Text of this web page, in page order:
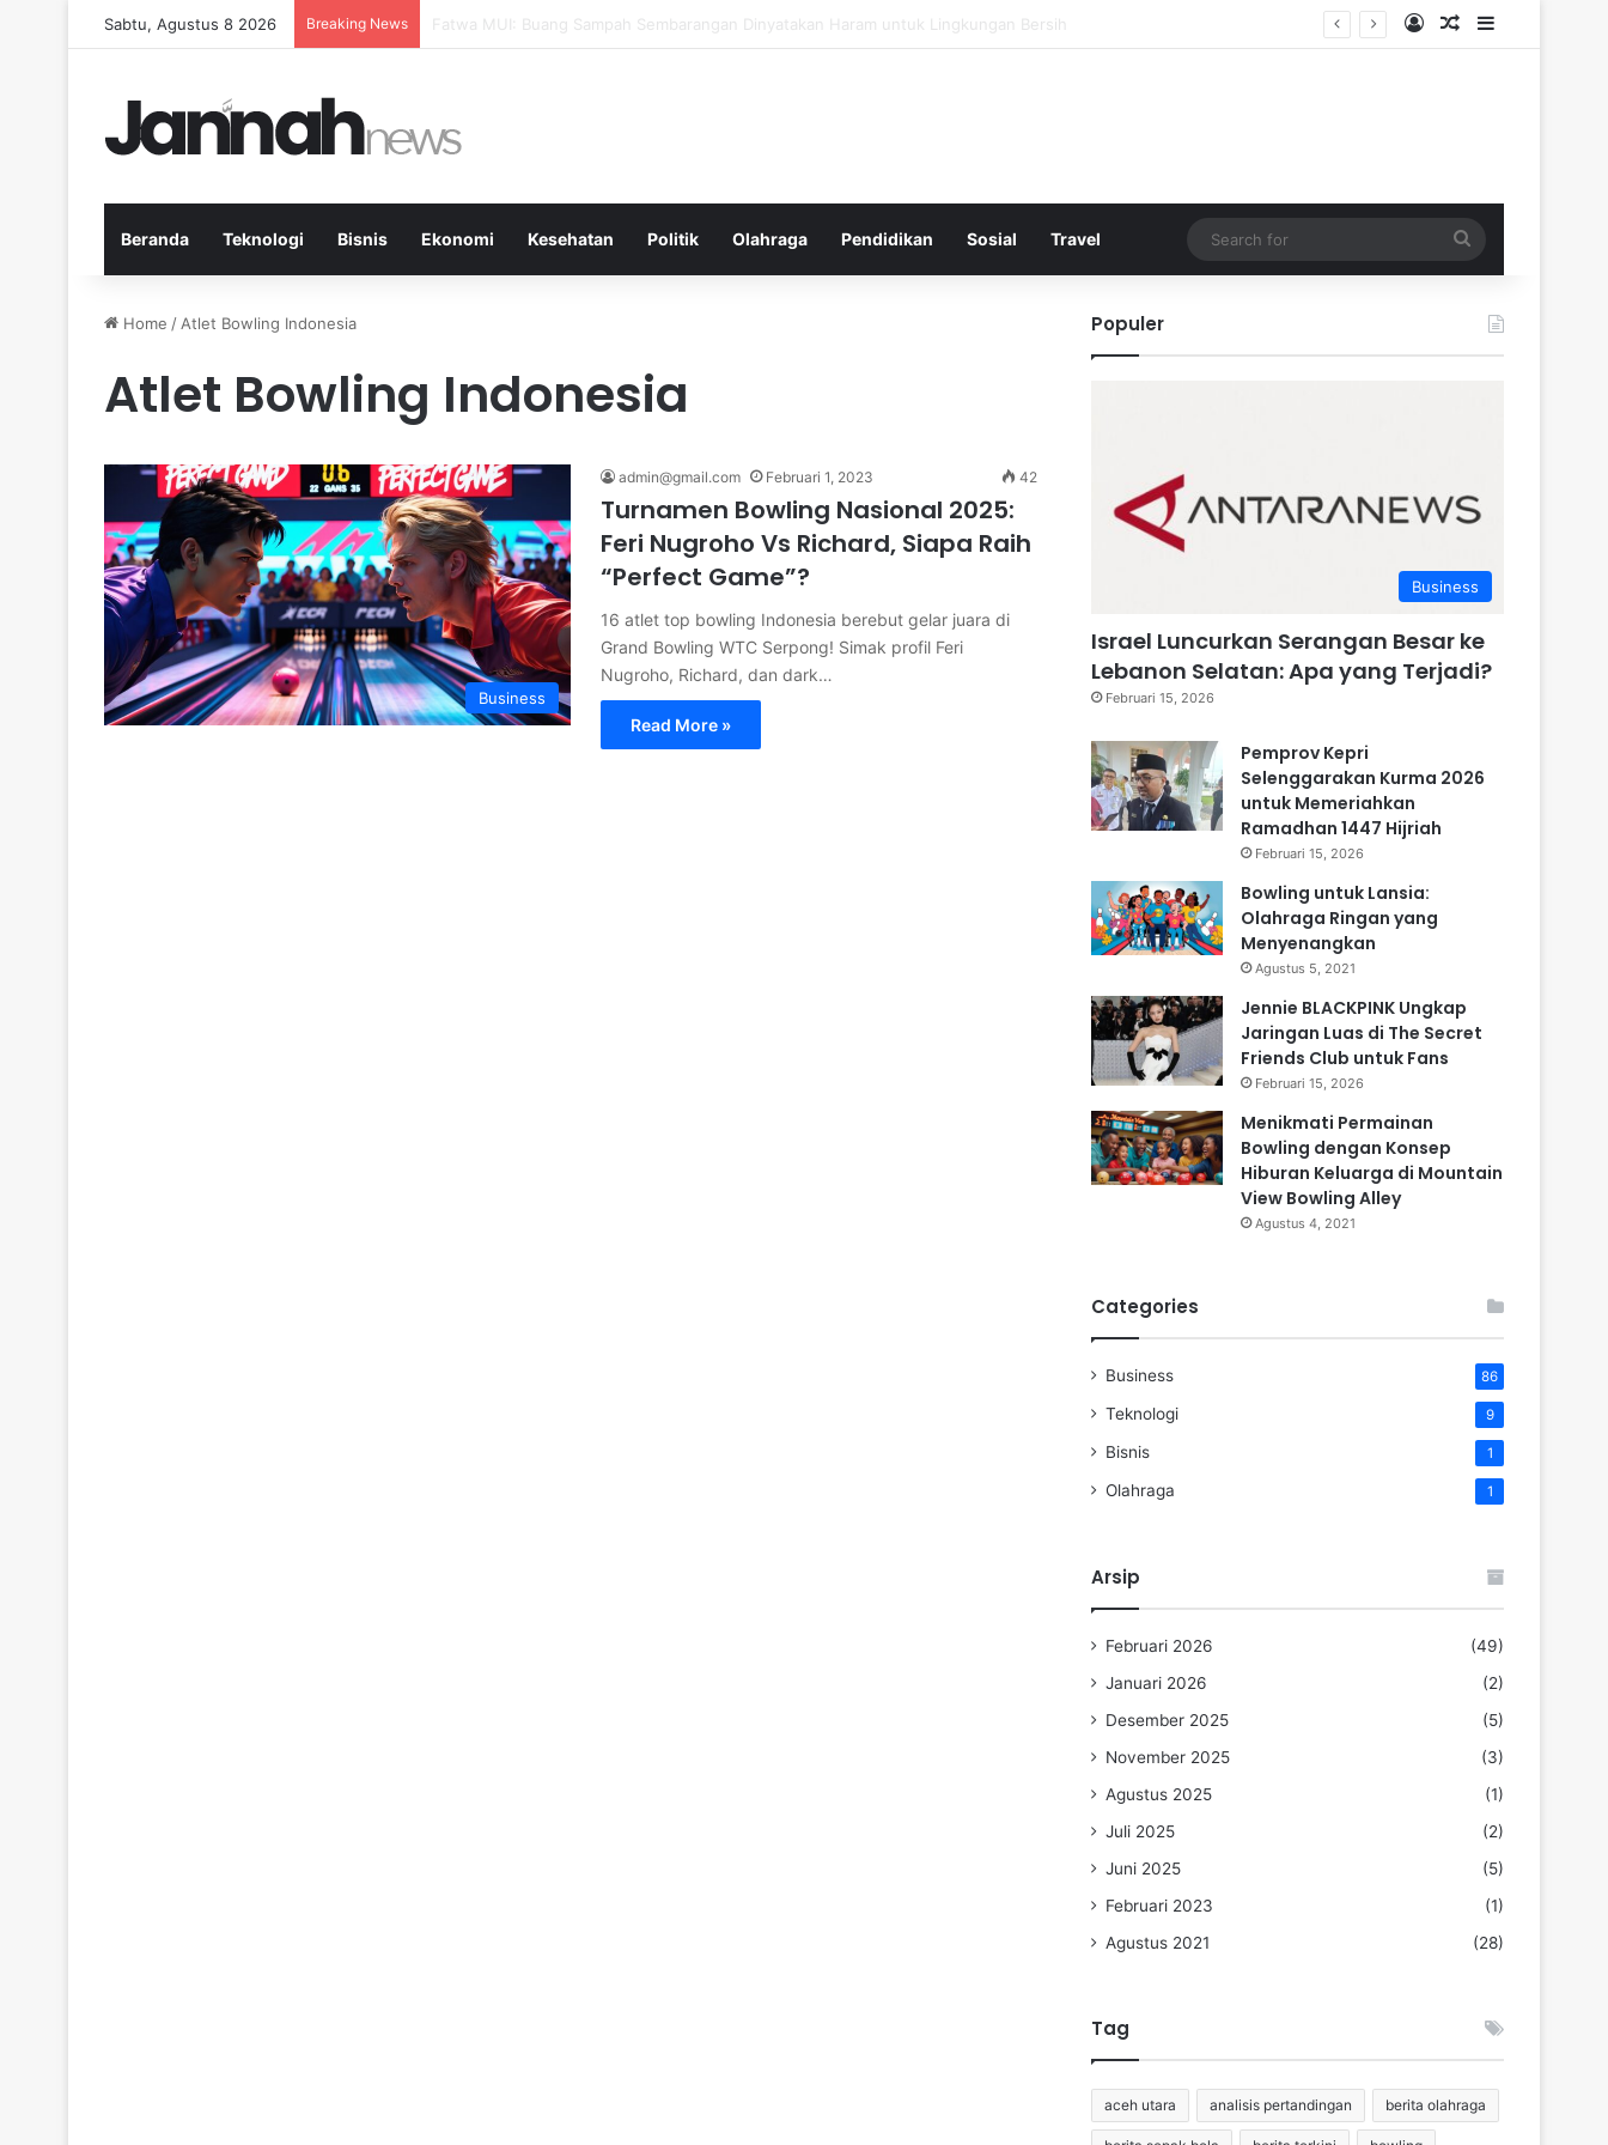
Sabtu, Agustus 8 2026 Breaking News Pep Guardiola Bergembira Memiliki John Stones Kembali di Timnya Log InRandom Article
Sidebar
Beranda Teknologi Bisnis Ekonomi Kesehatan Politik Olahraga Pendidikan Sosial Travel
for
Home / Atlet Bowling Indonesia
Atlet Bowling Indonesia
Business
admin@gmail.com Februari 1, 2023 42
Turnamen Bowling Nasional 2025:
Feri Nugroho Vs Richard, Siapa Raih
“Perfect Game”?
16 atlet top bowling Indonesia berebut gelar juara di
Grand Bowling WTC Serpong! Simak profil Feri
Nugroho, Richard, dan dark…
Read More »
Populer
Business
Israel Luncurkan Serangan Besar ke
Lebanon Selatan: Apa yang Terjadi?
Februari 15, 2026
Pemprov Kepri
Selenggarakan Kurma 2026
untuk Memeriahkan
Ramadhan 1447 Hijriah
Februari 15, 2026
Bowling untuk Lansia:
Olahraga Ringan yang
Menyenangkan
Agustus 5, 2021
Jennie BLACKPINK Ungkap
Jaringan Luas di The Secret
Friends Club untuk Fans
Februari 15, 2026
Menikmati Permainan
Bowling dengan Konsep
Hiburan Keluarga di Mountain
View Bowling Alley
Agustus 4, 2021
Categories
Business 86
Teknologi 9
Bisnis 1
Olahraga 1
Arsip
Februari 2026
(49)
Januari 2026
(2)
Desember 2025
(5)
November 2025
(3)
Agustus 2025
(1)
Juli 2025
(2)
Juni 2025
(5)
Februari 2023
(1)
Agustus 2021
(28)
Tag
aceh utara analisis pertandingan berita olahraga